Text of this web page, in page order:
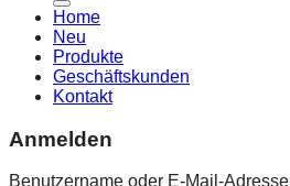
Home
Neu
Produkte
Geschäftskunden
Kontakt
Anmelden
Benutzername oder E-Mail-Adresse